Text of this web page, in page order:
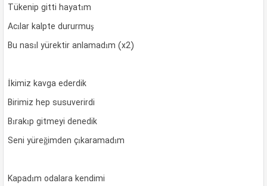
Tükenip gitti hayatım
Acılar kalpte dururmuş
Bu nasıl yürektir anlamadım (x2)
İkimiz kavga ederdik
Birimiz hep susuverirdi
Bırakıp gitmeyi denedik
Seni yüreğimden çıkaramadım
Kapadım odalara kendimi